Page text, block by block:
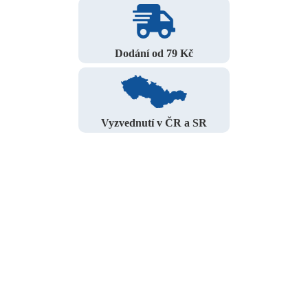
Dodání od 79 Kč
Vyzvednutí v ČR a SR